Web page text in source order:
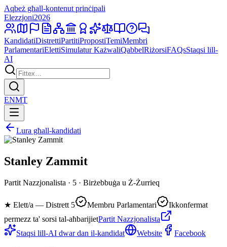
Aqbeż għall-kontenut prinċipali
Elezzjoni2026
KandidatiDistrettiPartitiPropostiTemiMembri
ParlamentariElettiSimulatur KażwaliQabbelRiżorsiFAQsStaqsi lill-
AI
ENMT
Lura għall-kandidati
Stanley Zammit
Partit Nazzjonalista · 5 · Birżebbuġa u Ż-Żurrieq
★ Elett/a — Distrett 5 Membru Parlamentari
Ikkonfermat
permezz ta' sorsi tal-aħbarijietPartit Nazzjonalista
Staqsi lill-AI dwar dan il-kandidat
Website Facebook